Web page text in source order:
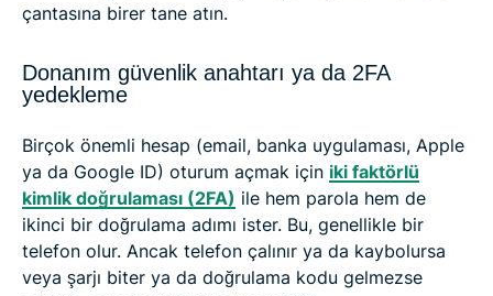
çantasına birer tane atın.
Donanım güvenlik anahtarı ya da 2FA
yedekleme
Birçok önemli hesap (email, banka uygulaması, Apple
ya da Google ID) oturum açmak için iki faktörlü
kimlik doğrulaması (2FA) ile hem parola hem de
ikinci bir doğrulama adımı ister. Bu, genellikle bir
telefon olur. Ancak telefon çalınır ya da kaybolursa
veya şarjı biter ya da doğrulama kodu gelmezse